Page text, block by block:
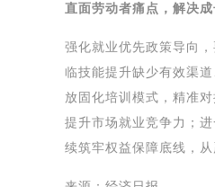
直面劳动者痛点，解决
强化就业优先政策导向
临技能提升缺少有效渠
放固化培训模式，精准
提升市场就业竞争力；
续筑牢权益保障底线，